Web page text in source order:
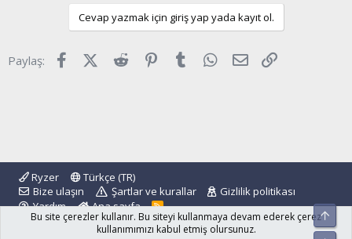
Cevap yazmak için giriş yap yada kayıt ol.
Paylaş: FacebookX (Twitter)
Reddit Pinterest
Tumblr WhatsApp
E-posta
Ryzer
Türkçe (TR)
Bize ulaşın
Şartlar ve kurallar
Gizlilik politikası
Yardım
Ana sayfa
R
S
S
Bu site çerezler kullanır. Bu siteyi kullanmaya devam ederek çerez
kullanımımızı kabul etmiş olursunuz.
Üst